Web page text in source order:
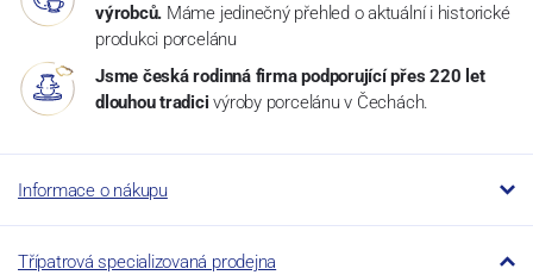
výrobců. Máme jedinečný přehled o aktuální i historické
produkci porcelánu
Jsme česká rodinná firma podporující přes 220 let
dlouhou tradici výroby porcelánu v Čechách.
Informace o nákupu
Třípatrová specializovaná prodejna